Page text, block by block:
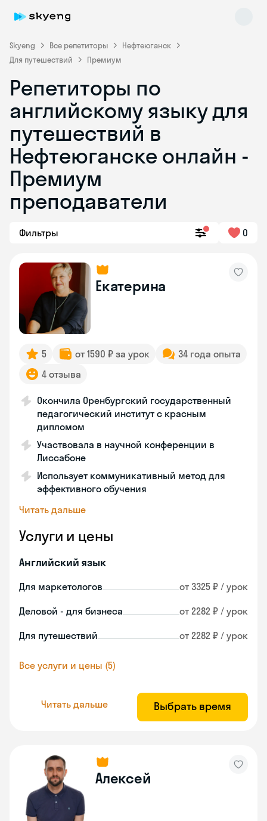
Skyeng Все репетиторы
Нефтеюганск
Для путешествий
Премиум
Репетиторы по
английскому языку для
путешествий в
Нефтеюганске онлайн -
Премиум
преподаватели
Фильтры 0
Екатерина
5 от 1590 ₽ за урок
34 года опыта
4 отзыва
Окончила Оренбургский государственный
педагогический институт с красным
дипломом
Участвовала в научной конференции в
Лиссабоне
Использует коммуникативный метод для
эффективного обучения
Читать дальше
Услуги и цены
Английский язык
Для маркетологов от 3325 ₽ / урок
Деловой - для бизнеса от 2282 ₽ / урок
Для путешествий от 2282 ₽ / урок
Все услуги и цены (5)
Читать дальше Выбрать время
Алексей
Skyeng Chat
online